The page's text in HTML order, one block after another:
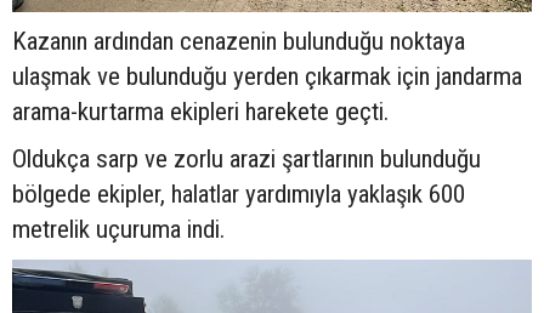
Kazanın ardından cenazenin bulunduğu noktaya
ulaşmak ve bulunduğu yerden çıkarmak için jandarma
arama-kurtarma ekipleri harekete geçti.
Oldukça sarp ve zorlu arazi şartlarının bulunduğu
bölgede ekipler, halatlar yardımıyla yaklaşık 600
metrelik uçuruma indi.